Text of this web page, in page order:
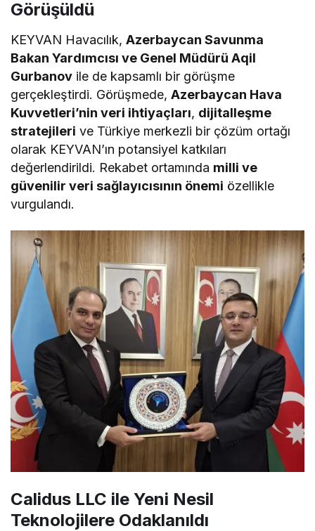
Görüşüldü
KEYVAN Havacılık,Azerbaycan Savunma
Bakan Yardımcısı ve Genel Müdürü Aqil
Gurbanov ile de kapsamlı bir görüşme
gerçekleştirdi. Görüşmede,Azerbaycan Hava
Kuvvetleri’nin veri ihtiyaçları, dijitalleşme
stratejileri ve Türkiye merkezli bir çözüm ortağı
olarak KEYVAN’ın potansiyel katkıları
değerlendirildi. Rekabet ortamında milli ve
güvenilir veri sağlayıcısının önemi özellikle
vurgulandı.
Calidus LLC ile Yeni Nesil
Teknolojilere Odaklanıldı